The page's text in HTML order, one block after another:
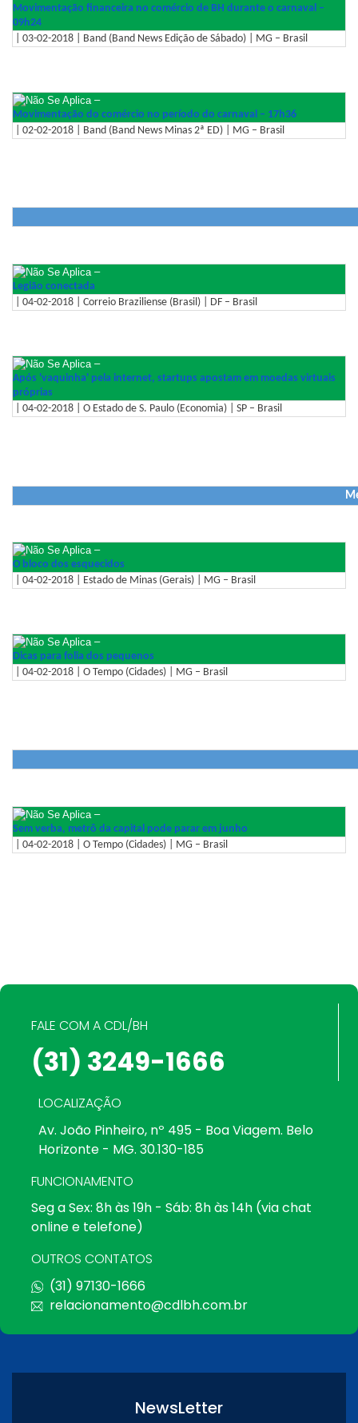
Movimentação financeira no comércio de BH durante o carnaval –
09h24
| 03-02-2018 | Band (Band News Edição de Sábado) | MG – Brasil
–
Movimentação do comércio no período do carnaval – 17h36
| 02-02-2018 | Band (Band News Minas 2ª ED) | MG – Brasil
–
Legião conectada
| 04-02-2018 | Correio Braziliense (Brasil) | DF – Brasil
–
Após 'vaquinha' pela internet, startups apostam em moedas virtuais
próprias
| 04-02-2018 | O Estado de S. Paulo (Economia) | SP – Brasil
–
O bloco dos esquecidos
| 04-02-2018 | Estado de Minas (Gerais) | MG – Brasil
–
Dicas para folia dos pequenos
| 04-02-2018 | O Tempo (Cidades) | MG – Brasil
–
Sem verba, metrô da capital pode parar em junho
| 04-02-2018 | O Tempo (Cidades) | MG – Brasil
FALE COM A CDL/BH
(31) 3249-1666
LOCALIZAÇÃO
Av. João Pinheiro, nº 495 - Boa Viagem. Belo
Horizonte - MG. 30.130-185
FUNCIONAMENTO
Seg a Sex: 8h às 19h - Sáb: 8h às 14h (via chat
online e telefone)
OUTROS CONTATOS
(31) 97130-1666
relacionamento@cdlbh.com.br
NewsLetter